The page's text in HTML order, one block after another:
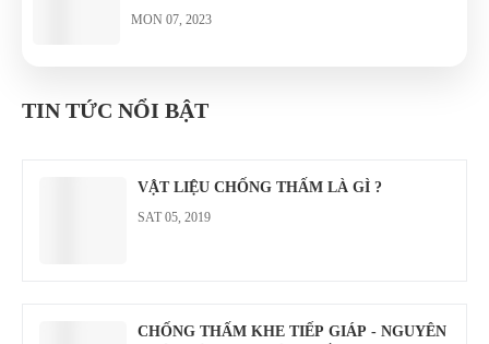
MON 07, 2023
SAT 05, 2019
TIN TỨC NỔI BẬT
VẬT LIỆU CHỐNG THẤM LÀ GÌ ?
SAT 05, 2019
CHỐNG THẤM KHE TIẾP GIÁP - NGUYÊN